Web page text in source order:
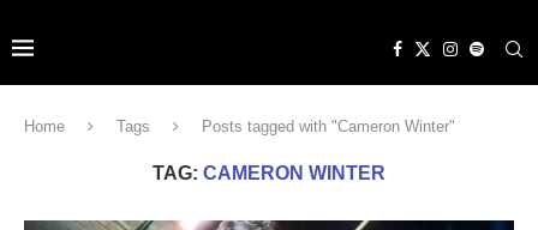
Home Tags Posts tagged with "Cameron Winter"
TAG: CAMERON WINTER